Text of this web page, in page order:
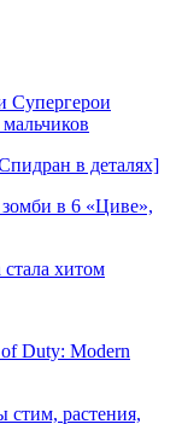
в деталях]
зомби в 6 «Циве»,
хитом
Duty: Modern
стим, растения,